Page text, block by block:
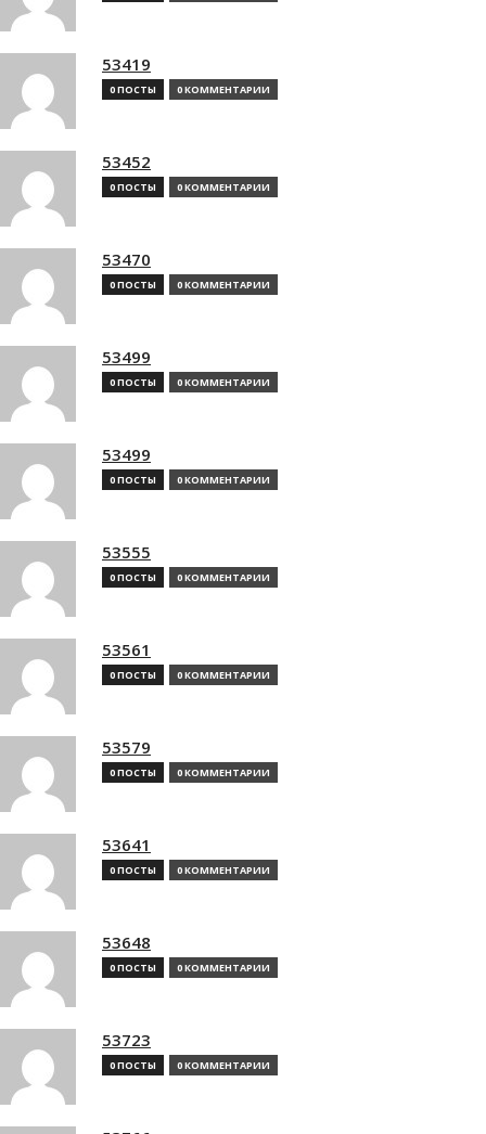
53419
0 ПОСТЫ 0 КОММЕНТАРИИ
53452
0 ПОСТЫ 0 КОММЕНТАРИИ
53470
0 ПОСТЫ 0 КОММЕНТАРИИ
53499
0 ПОСТЫ 0 КОММЕНТАРИИ
53499
0 ПОСТЫ 0 КОММЕНТАРИИ
53555
0 ПОСТЫ 0 КОММЕНТАРИИ
53561
0 ПОСТЫ 0 КОММЕНТАРИИ
53579
0 ПОСТЫ 0 КОММЕНТАРИИ
53641
0 ПОСТЫ 0 КОММЕНТАРИИ
53648
0 ПОСТЫ 0 КОММЕНТАРИИ
53723
0 ПОСТЫ 0 КОММЕНТАРИИ